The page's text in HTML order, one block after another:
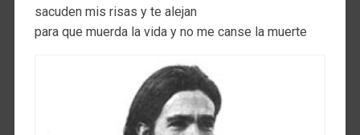
sacuden mis risas y te alejan
para que muerda la vida y no me canse la muerte